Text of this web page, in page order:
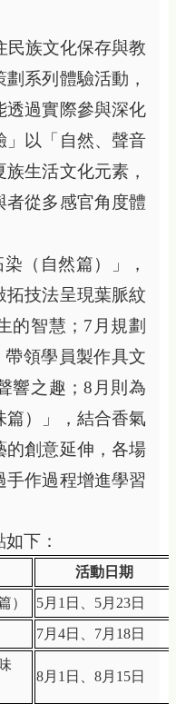
民族文化保存與教
系列體驗活動，
透過實際參與深化
」以「自然、聲音
生活文化元素，
者從多感官角度體
（自然篇）」，
拓技法呈現葉脈紋
的智慧； 7 月規劃
領學員製作具文
響之趣；8 月則為
篇）」，結合香氣
的創意延伸，各場
手作過程增進學習
下：
活動日期
） 5月 1 日、 5月 23日
7月4日、 7月 18日
8月 1 日、8月 15日